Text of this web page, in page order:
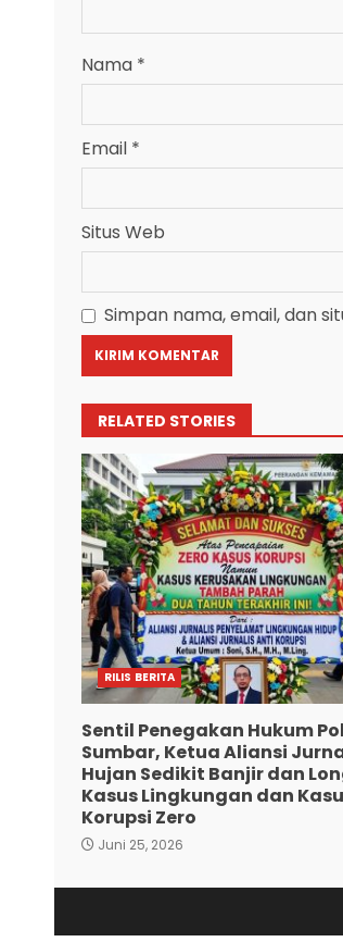
Nama *
Email *
Situs Web
Simpan nama, email, dan
RELATED STORIES
RILIS BERITA
Sentil Penegakan Hukum
Sumbar, Ketua Aliansi
Hujan Sedikit Banjir dan
Kasus Lingkungan dan
Korupsi Zero
Juni 25, 2026